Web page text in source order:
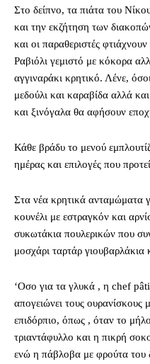
Στο δείπνο, τα πιάτα του
και την εκζήτηση των
και οι παραθεριστές
Ραβιόλι γεμιστό με κόκορα
αγγιναράκι κρητικό. Λένε,
μεδούλι και καραβίδα αλλά
και ξινόγαλα θα αφήσουν
Κάθε βράδυ το μενού
ημέρας και επιλογές που
Στα νέα κρητικά ανταμώματα
κουνέλι με εστραγκόν και
συκωτάκια πουλερικών που
μοσχάρι ταρτάρ γιουβαρλάκια
‘Οσο για τα γλυκά , η chef
απογειώνει τους ουρανίσκους
επιδόρπιο, όπως , όταν το
τριαντάφυλλο και η πικρή
ενώ η πάβλοβα με φρούτα του